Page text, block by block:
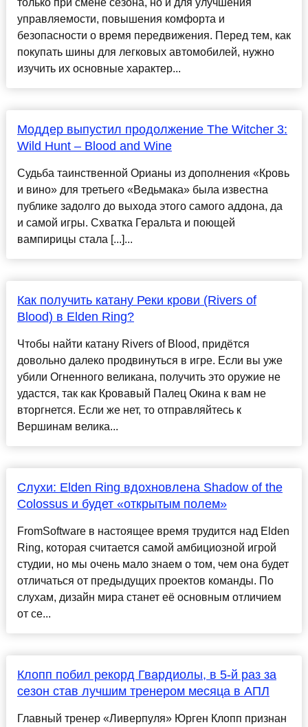
только при смене сезона, но и для улучшения
управляемости, повышения комфорта и
безопасности о время передвижения. Перед тем, как
покупать шины для легковых автомобилей, нужно
изучить их основные характер...
Моддер выпустил продолжение The Witcher 3:
Wild Hunt – Blood and Wine
Судьба таинственной Орианы из дополнения «Кровь
и вино» для третьего «Ведьмака» была известна
публике задолго до выхода этого самого аддона, да
и самой игры. Схватка Геральта и поющей
вампирицы стала [...]...
Как получить катану Реки крови (Rivers of
Blood) в Elden Ring?
Чтобы найти катану Rivers of Blood, придётся
довольно далеко продвинуться в игре. Если вы уже
убили Огненного великана, получить это оружие не
удастся, так как Кровавый Палец Окина к вам не
вторгнется. Если же нет, то отправляйтесь к
Вершинам велика...
Слухи: Elden Ring вдохновлена Shadow of the
Colossus и будет «открытым полем»
FromSoftware в настоящее время трудится над Elden
Ring, которая считается самой амбициозной игрой
студии, но мы очень мало знаем о том, чем она будет
отличаться от предыдущих проектов команды. По
слухам, дизайн мира станет её основным отличием
от се...
Клопп побил рекорд Гвардиолы, в 5-й раз за
сезон став лучшим тренером месяца в АПЛ
Главный тренер «Ливерпуля» Юрген Клопп признан